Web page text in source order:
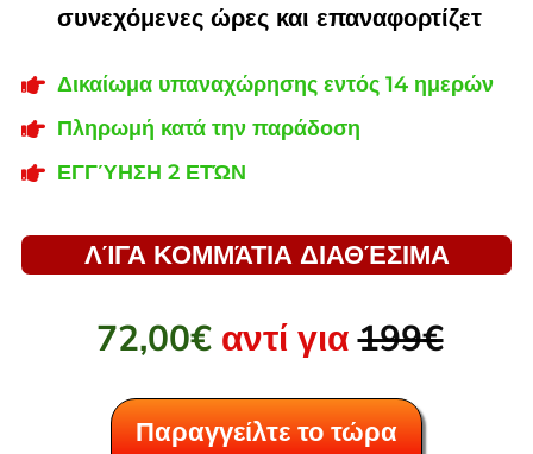
συνεχόμενες ώρες και επαναφορτίζετ
Δικαίωμα υπαναχώρησης εντός 14 ημερών
Πληρωμή κατά την παράδοση
ΕΓΓΎΗΣΗ 2 ΕΤΏΝ
ΛΊΓΑ ΚΟΜΜΆΤΙΑ ΔΙΑΘΈΣΙΜΑ
72,00€ αντί για199€
Παραγγείλτε το τώρα